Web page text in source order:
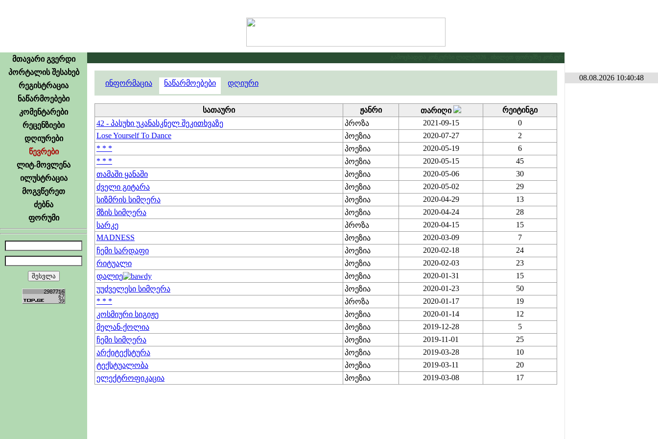
მთავარი გვერდი
პორტალის შესახებ
რეგისტრაცია
ნაწარმოებები
კომენტარები
რეცენზიები
დღიურები
წევრები
ლიტ-მოვლენა
ილუსტრაცია
მოგვწერეთ
ძებნა
ფორუმი
გამოცხადდა კონკურსი ლილე2026 . იხილეთ ფორუმზე კონკურსების განყოფილებაში
ინფორმაცია ნაწარმოებები დღიური
სათაური ჟანრი თარიღი
რეი­ტინგი
42 - პასუხი უკანასკნელ შეკითხვაზე
პროზა 2021-09-15
0
Lose Yourself To Dance
პოეზია 2020-07-27
2
* * *
პოეზია 2020-05-19
6
* * *
პოეზია 2020-05-15
45
თამაში ყანაში
პოეზია 2020-05-06
30
ძველი გიტარა
პოეზია 2020-05-02
29
სიზმრის სიმღერა
პოეზია 2020-04-29
13
მზის სიმღერა
პოეზია 2020-04-24
28
სარკე
პროზა 2020-04-15
15
MADNESS
პოეზია 2020-03-09
7
ჩემი სარდაფი
პოეზია 2020-02-18
24
რიტუალი
პოეზია 2020-02-03
23
დალიე
პოეზია 2020-01-31
15
უუძველესი სიმღერა
პოეზია 2020-01-23
50
* * *
პროზა 2020-01-17
19
კოსმიური სიგიჟე
პოეზია 2020-01-14
12
მელან-ქოლია
პოეზია 2019-12-28
5
ჩემი სიმღერა
პოეზია 2019-11-01
25
არქიტექსტურა
პოეზია 2019-03-28
10
ტექსტუალობა
პოეზია 2019-03-11
20
ელექტროფიკაცია
პოეზია 2019-03-08 17
08.08.2026 10:40:48